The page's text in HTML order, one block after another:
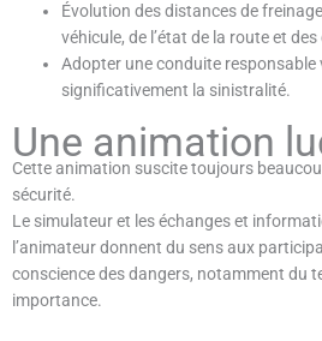
Évolution des distances de
véhicule, de l’état de la route et
Adopter une conduite responsable
significativement la sinistralité.
Une animation
Cette animation suscite toujours
sécurité.
Le simulateur et les échanges et
l’animateur donnent du sens aux
conscience des dangers, notamment du
importance.